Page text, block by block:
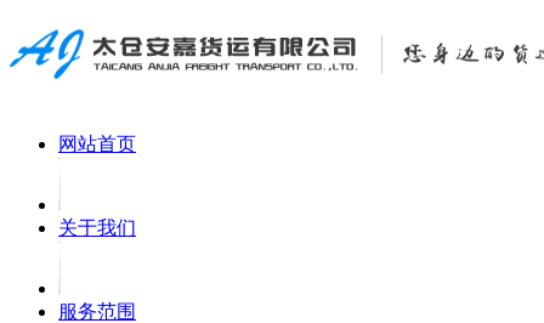
网站首页
关于我们
服务范围